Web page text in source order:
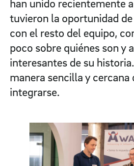
tuvieron la oportunidad
con el resto del equipo,
poco sobre quiénes son y
interesantes de su
manera sencilla y cercana
integrarse.